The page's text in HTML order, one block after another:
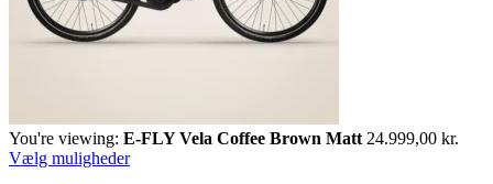
You're viewing: E-FLY Vela Coffee Brown Matt 24.999,00 kr.
Vælg muligheder